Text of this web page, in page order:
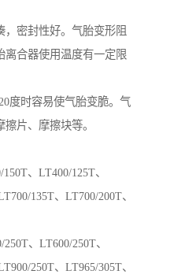
密封性好。气胎变形阻
离合器使用温度有一定限
度时容易使气胎变脆。气
片、摩擦块等。
、LT400/125T、
135T、LT700/200T、
、LT600/250T、
250T、LT965/305T、